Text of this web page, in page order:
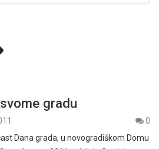
gradu
0
Dana grada, u novogradiškom Domu